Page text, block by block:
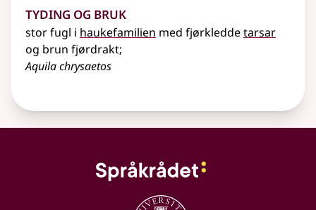
Tyding og bruk
stor fugl i haukefamilien med fjørkleddetarsar
og brun fjørdrakt;
Aquila chrysaetos